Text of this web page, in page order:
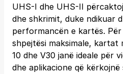
UHS-I dhe UHS-II
dhe shkrimit, duke ndikuar
performancën e kartës.
shpejtësi maksimale, kartat
10 dhe V30 janë ideale për
dhe aplikacione që